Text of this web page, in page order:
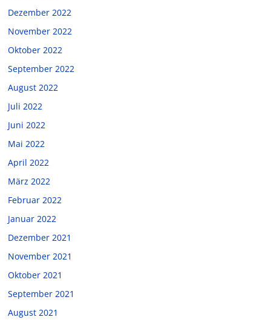
Dezember 2022
November 2022
Oktober 2022
September 2022
August 2022
Juli 2022
Juni 2022
Mai 2022
April 2022
März 2022
Februar 2022
Januar 2022
Dezember 2021
November 2021
Oktober 2021
September 2021
August 2021